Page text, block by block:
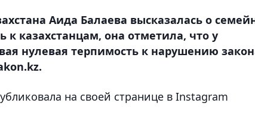
Аида Балаева высказалась о
казахстанцам, она отметила, что у
нулевая терпимость к нарушению
на своей странице в Instagram